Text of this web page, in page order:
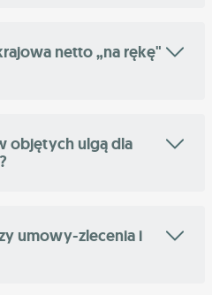
netto „na rękę"
objętych ulgą dla
umowy-zlecenia i